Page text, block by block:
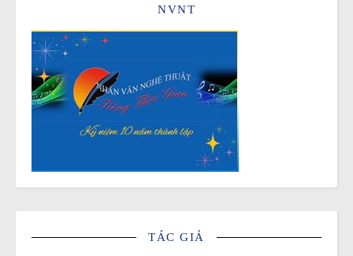
NVNT
TÁC GIẢ